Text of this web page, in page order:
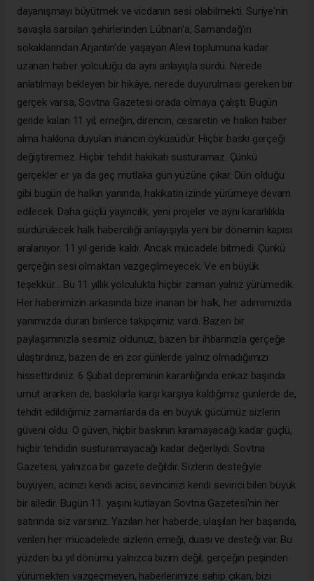
dayanışmayı büyütmek ve vicdanın sesi olabilmekti. Suriye'nin
savaşla sarsılan şehirlerinden Lübnan'a, Samandağ'ın
sokaklarından Arjantin'de yaşayan Alevi toplumuna kadar
uzanan haber yolculuğu da aynı anlayışla sürdü. Nerede
anlatılmayı bekleyen bir hikâye, nerede duyurulması gereken bir
gerçek varsa, Sovtna Gazetesi orada olmaya çalıştı. Bugün
geride kalan 11 yıl; emeğin, direncin, cesaretin ve halkın haber
alma hakkına duyulan inancın öyküsüdür. Hiçbir baskı gerçeği
değiştiremez. Hiçbir tehdit hakikati susturamaz. Çünkü
gerçekler er ya da geç mutlaka gün yüzüne çıkar. Dün olduğu
gibi bugün de halkın yanında, hakikatin izinde yürümeye devam
edilecek. Daha güçlü yayıncılık, yeni projeler ve aynı kararlılıkla
sürdürülecek halk haberciliği anlayışıyla yeni bir dönemin kapısı
aralanıyor. 11 yıl geride kaldı. Ancak mücadele bitmedi. Çünkü
gerçeğin sesi olmaktan vazgeçilmeyecek. Ve en büyük
teşekkür... Bu 11 yıllık yolculukta hiçbir zaman yalnız yürümedik.
Her haberimizin arkasında bize inanan bir halk, her adımımızda
yanımızda duran binlerce takipçimiz vardı. Bazen bir
paylaşımınızla sesimiz oldunuz, bazen bir ihbarınızla gerçeğe
ulaştırdınız, bazen de en zor günlerde yalnız olmadığımızı
hissettirdiniz. 6 Şubat depreminin karanlığında enkaz başında
umut ararken de, baskılarla karşı karşıya kaldığımız günlerde de,
tehdit edildiğimiz zamanlarda da en büyük gücümüz sizlerin
güveni oldu. O güven, hiçbir baskının kıramayacağı kadar güçlü,
hiçbir tehdidin susturamayacağı kadar değerliydi. Sovtna
Gazetesi, yalnızca bir gazete değildir. Sizlerin desteğiyle
büyüyen, acınızı kendi acısı, sevincinizi kendi sevinci bilen büyük
bir ailedir. Bugün 11. yaşını kutlayan Sovtna Gazetesi'nin her
satırında siz varsınız. Yazılan her haberde, ulaşılan her başarıda,
verilen her mücadelede sizlerin emeği, duası ve desteği var. Bu
yüzden bu yıl dönümü yalnızca bizim değil; gerçeğin peşinden
yürümekten vazgeçmeyen, haberlerimize sahip çıkan, bizi